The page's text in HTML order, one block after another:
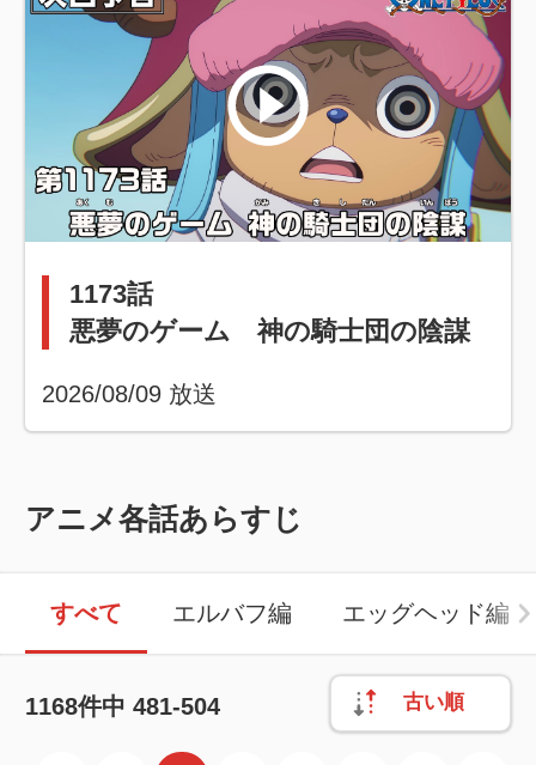
1173話
悪夢のゲーム 神の騎士団の陰謀
2026/08/09放送
アニメ各話あらすじ
すべて エルバフ編 エッグヘッド編
1168件中 481-504 古い順